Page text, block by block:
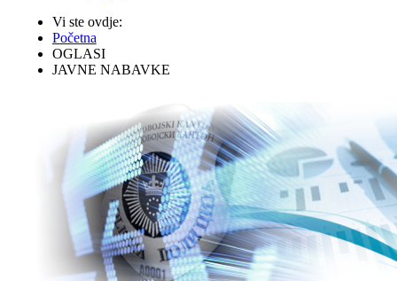
Vi ste ovdje:
Početna
OGLASI
JAVNE NABAVKE